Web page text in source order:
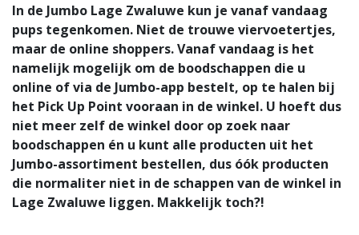
In de Jumbo Lage Zwaluwe kun je vanaf vandaag
pups tegenkomen. Niet de trouwe viervoetertjes,
maar de online shoppers. Vanaf vandaag is het
namelijk mogelijk om de boodschappen die u
online of via de Jumbo-app bestelt, op te halen bij
het Pick Up Point vooraan in de winkel. U hoeft dus
niet meer zelf de winkel door op zoek naar
boodschappen én u kunt alle producten uit het
Jumbo-assortiment bestellen, dus óók producten
die normaliter niet in de schappen van de winkel in
Lage Zwaluwe liggen. Makkelijk toch?!